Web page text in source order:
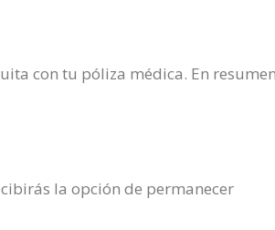
con tu póliza médica. En resumen
la opción de permanecer